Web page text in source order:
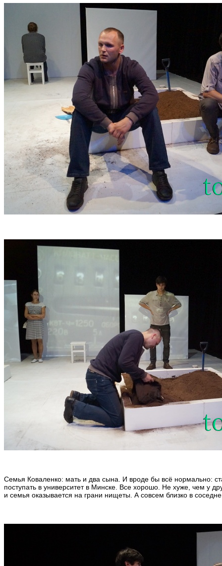
Семья Коваленко: мать и два сына. И вроде бы всё нормально:
поступать в университет в Минске. Все хорошо. Не хуже, чем у
и семья оказывается на грани нищеты. А совсем близко в